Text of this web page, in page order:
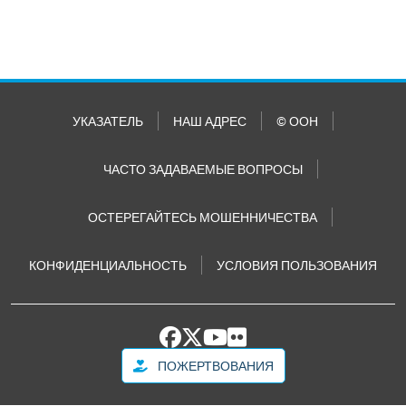
УКАЗАТЕЛЬ НАШ АДРЕС © ООН
ЧАСТО ЗАДАВАЕМЫЕ ВОПРОСЫ
ОСТЕРЕГАЙТЕСЬ МОШЕННИЧЕСТВА
КОНФИДЕНЦИАЛЬНОСТЬ УСЛОВИЯ ПОЛЬЗОВАНИЯ
ПОЖЕРТВОВАНИЯ